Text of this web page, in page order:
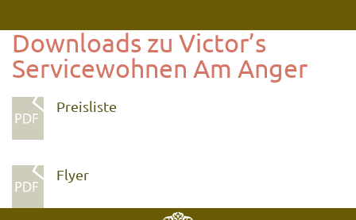
Downloads zu Victor’s
Servicewohnen Am Anger
Preisliste
Flyer